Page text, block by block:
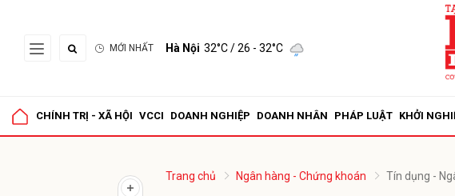
MỚI NHẤT Hà Nội 32°C/ 26 - 32°C
CHÍNH TRỊ - XÃ HỘI VCCI DOANH NGHIỆP DOANH NHÂN PHÁP LUẬT KHỞI
Trang chủ Ngân hàng - Chứng khoán Tín dụng -